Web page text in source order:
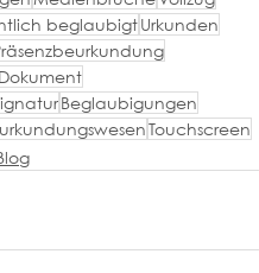
beglaubigtUrkunden
Beglaubigungen
Touchscreen